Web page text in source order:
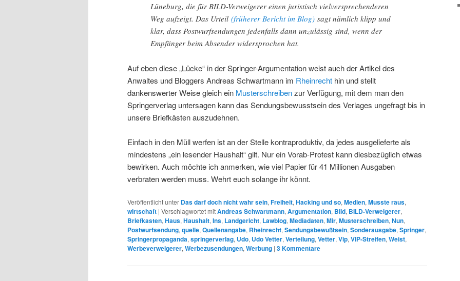
Lüneburg, die für BILD-Verweigerer einen juristisch vielversprechenderen
Weg aufzeigt. Das Urteil (früherer Bericht im Blog) sagt nämlich klipp und
klar, dass Postwurfsendungen jedenfalls dann unzulässig sind, wenn der
Empfänger beim Absender widersprochen hat.
Auf eben diese „Lücke“ in der Springer-Argumentation weist auch der Artikel des
Anwaltes und Bloggers Andreas Schwartmann im Rheinrecht hin und stellt
dankenswerter Weise gleich ein Musterschreibenzur Verfügung, mit dem man den
Springerverlag untersagen kann das Sendungsbewusstsein des Verlages ungefragt bis in
unsere Briefkästen auszudehnen.
Einfach in den Müll werfen ist an der Stelle kontraproduktiv, da jedes ausgelieferte als
mindestens „ein lesender Haushalt“ gilt. Nur ein Vorab-Protest kann diesbezüglich etwas
bewirken. Auch möchte ich anmerken, wie viel Papier für 41 Millionen Ausgaben
verbraten werden muss. Wehrt euch solange ihr könnt.
Veröffentlicht unter Das darf doch nicht wahr sein, Freiheit, Hacking und so, Medien, Musste raus,
wirtschaft | Verschlagwortet mitAndreas Schwartmann, Argumentation, Bild, BILD-Verweigerer,
Briefkasten, Haus, Haushalt, Ins, Landgericht, Lawblog, Mediadaten, Mir, Musterschreiben, Nun,
Postwurfsendung, quelle, Quellenangabe, Rheinrecht, Sendungsbewußtsein, Sonderausgabe, Springer,
Springerpropaganda, springerverlag, Udo, Udo Vetter, Verteilung, Vetter, Vip, VIP-Streifen, Weist,
Werbeverweigerer, Werbezusendungen, Werbung | 3Kommentare